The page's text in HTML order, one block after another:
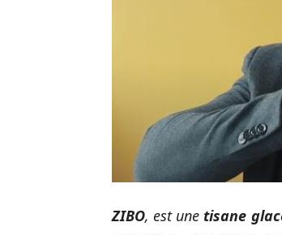
ZIBO, est une tisane